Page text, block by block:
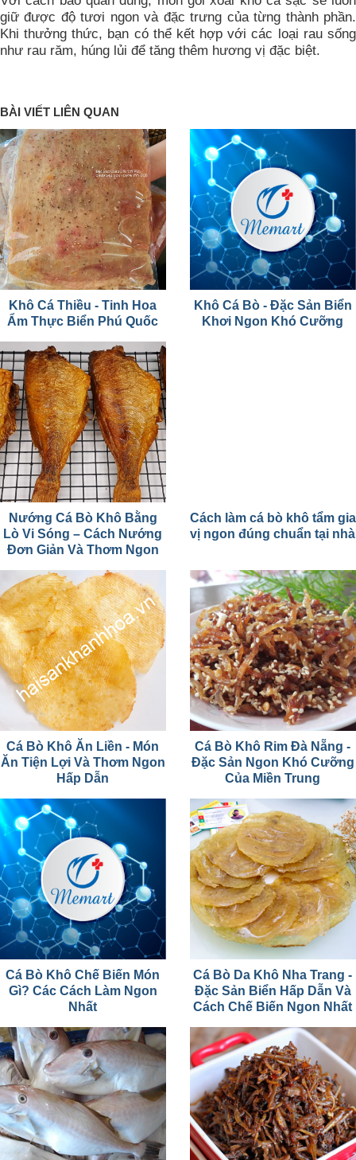
giữ được độ tươi ngon và đặc trưng của từng thành phần.
Khi thưởng thức, bạn có thể kết hợp với các loại rau sống
như rau răm, húng lủi để tăng thêm hương vị đặc biệt.
BÀI VIẾT LIÊN QUAN
Khô Cá Thiều - Tinh Hoa
Ẩm Thực Biển Phú Quốc
Khô Cá Bò - Đặc Sản Biển
Khơi Ngon Khó Cưỡng
Nướng Cá Bò Khô Bằng
Lò Vi Sóng – Cách Nướng
Đơn Giản Và Thơm Ngon
Cách làm cá bò khô tẩm gia
vị ngon đúng chuẩn tại nhà
Cá Bò Khô Ăn Liền - Món
Ăn Tiện Lợi Và Thơm Ngon
Hấp Dẫn
Cá Bò Khô Rim Đà Nẵng -
Đặc Sản Ngon Khó Cưỡng
Của Miền Trung
Cá Bò Khô Chế Biến Món
Gì? Các Cách Làm Ngon
Nhất
Cá Bò Da Khô Nha Trang -
Đặc Sản Biển Hấp Dẫn Và
Cách Chế Biến Ngon Nhất